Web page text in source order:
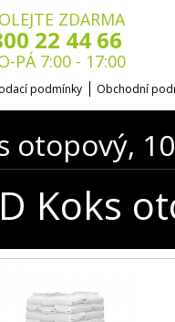
ZDARMA
22 44 66
PÁ 7:00 - 17:00
podmínky Obchodní
otopový,
Koks